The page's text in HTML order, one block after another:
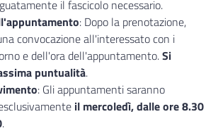
il fascicolo necessario.
: Dopo la prenotazione,
convocazione all'interessato con i
e dell'ora dell'appuntamento.Si
puntualità.
: Gli appuntamenti saranno
il mercoledì, dalle ore 8.30
.